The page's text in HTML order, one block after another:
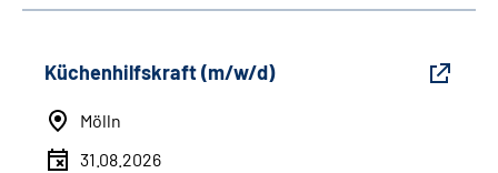
Küchenhilfskraft (m/w/d)
Mölln
31.08.2026